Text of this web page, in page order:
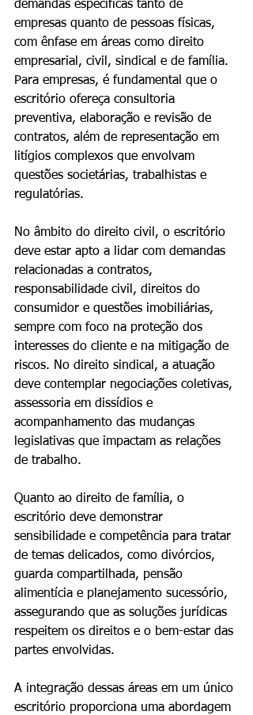
demandas específicas tanto de
empresas quanto de pessoas físicas,
com ênfase em áreas como direito
empresarial, civil, sindical e de família.
Para empresas, é fundamental que o
escritório ofereça consultoria
preventiva, elaboração e revisão de
contratos, além de representação em
litígios complexos que envolvam
questões societárias, trabalhistas e
regulatórias.
No âmbito do direito civil, o escritório
deve estar apto a lidar com demandas
relacionadas a contratos,
responsabilidade civil, direitos do
consumidor e questões imobiliárias,
sempre com foco na proteção dos
interesses do cliente e na mitigação de
riscos. No direito sindical, a atuação
deve contemplar negociações coletivas,
assessoria em dissídios e
acompanhamento das mudanças
legislativas que impactam as relações
de trabalho.
Quanto ao direito de família, o
escritório deve demonstrar
sensibilidade e competência para tratar
de temas delicados, como divórcios,
guarda compartilhada, pensão
alimentícia e planejamento sucessório,
assegurando que as soluções jurídicas
respeitem os direitos e o bem-estar das
partes envolvidas.
A integração dessas áreas em um único
escritório proporciona uma abordagem